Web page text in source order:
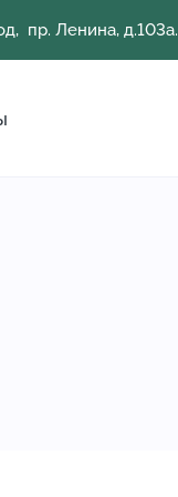
пр. Ленина, д.103а.